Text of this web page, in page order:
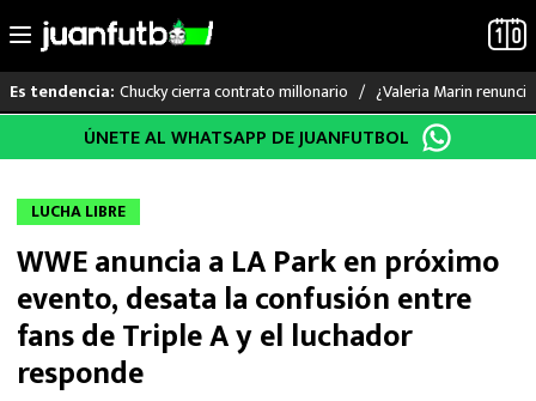
al
Es tendencia: Chucky cierra contrato millonario ¿Valeria Marin
LO ÚLTIMO
LIGA MX
RAYADOS
PUMAS
ATLANTE
ÚNETE AL WHATSAPP DE JUANFUTBOL
LUCHA LIBRE
WWE anuncia a LA Park en próximo
evento, desata la confusión entre
fans de Triple A y el luchador
responde